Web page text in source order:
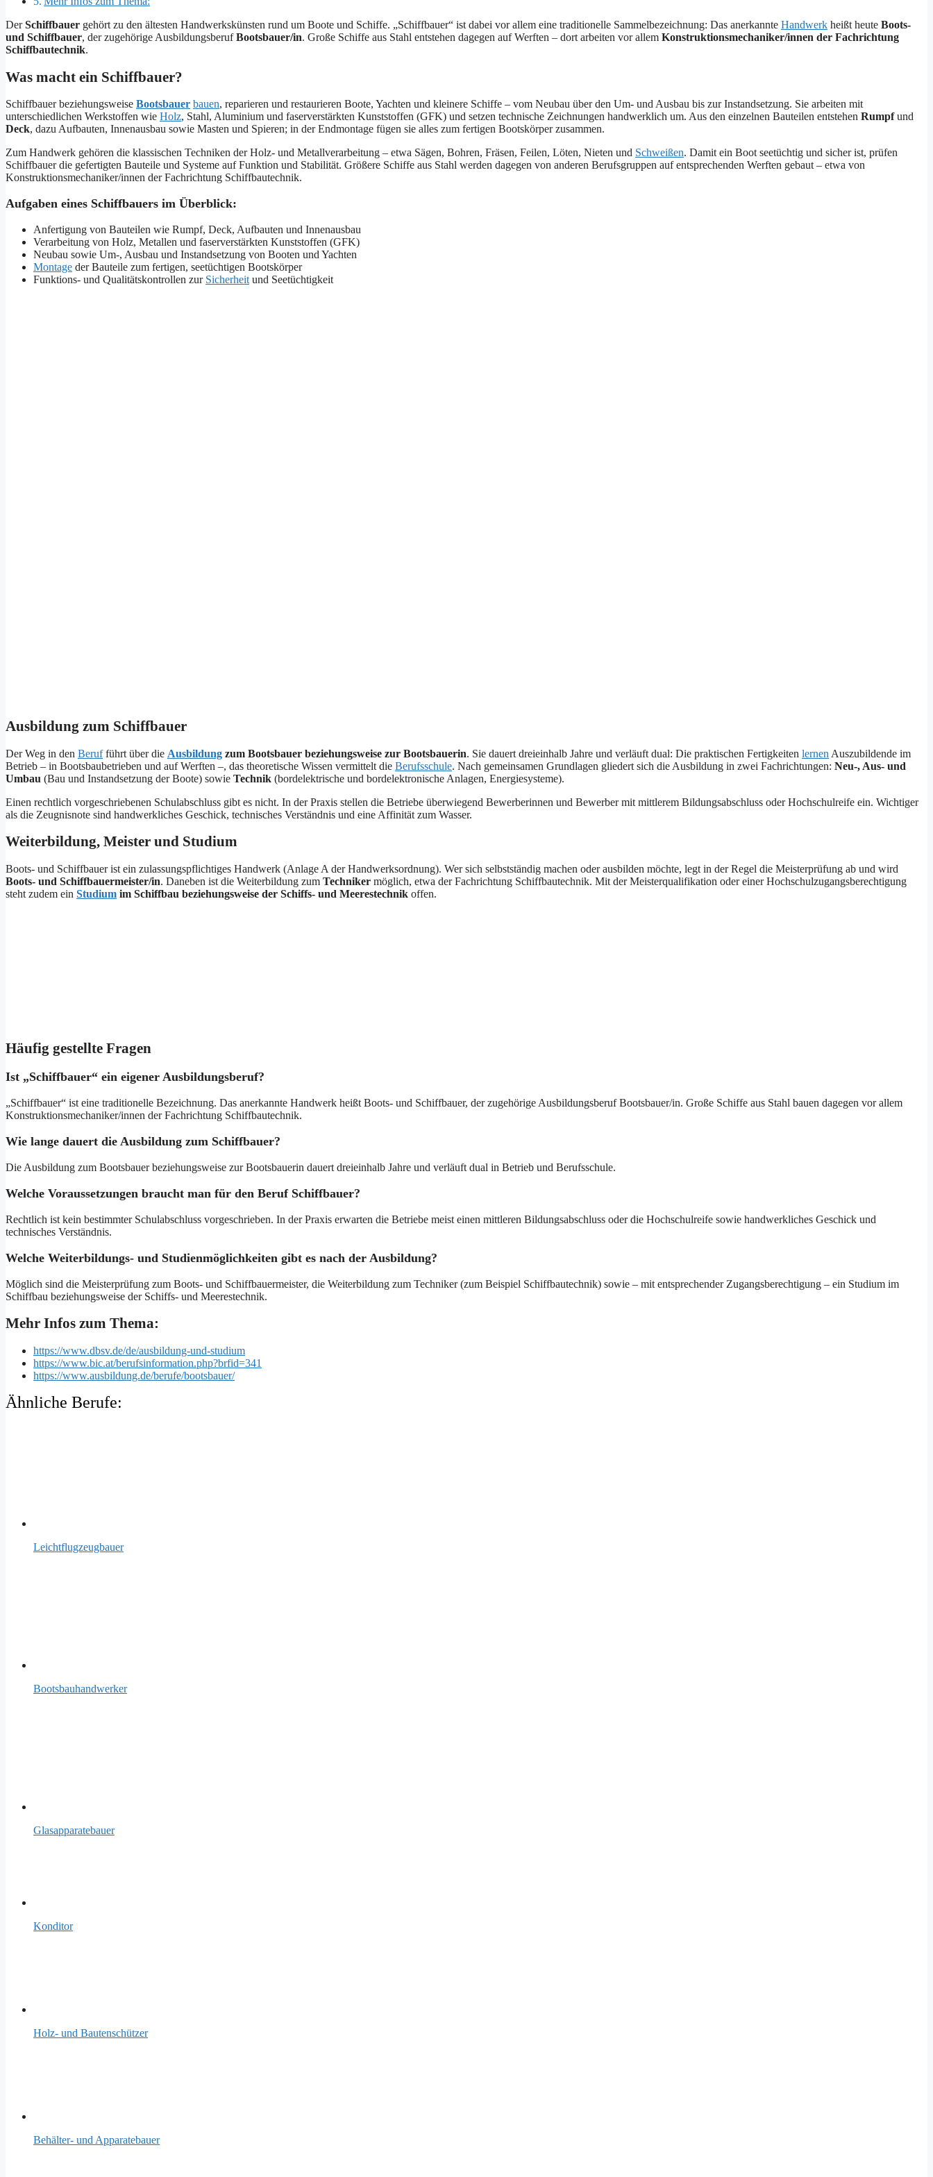
DerSchiffbauer gehört zu den ältesten Handwerkskünsten rund um Boote und Schiffe. „Schiffbauer“ ist dabei vor allem eine traditionelle Sammelbezeichnung: Das anerkannte Handwerk heißt heute Boots-
und Schiffbauer, der zugehörige AusbildungsberufBootsbauer/in. Große Schiffe aus Stahl entstehen dagegen auf Werften – dort arbeiten vor allem Konstruktionsmechaniker/innen der Fachrichtung
Schiffbautechnik.
Was macht ein Schiffbauer?
Schiffbauer beziehungsweise Bootsbauer bauen, reparieren und restaurieren Boote, Yachten und kleinere Schiffe – vom Neubau über den Um- und Ausbau bis zur Instandsetzung. Sie arbeiten mit
unterschiedlichen Werkstoffen wie Holz, Stahl, Aluminium und faserverstärkten Kunststoffen (GFK) und setzen technische Zeichnungen handwerklich um. Aus den einzelnen Bauteilen entstehen Rumpfund
Deck, dazu Aufbauten, Innenausbau sowie Masten und Spieren; in der Endmontage fügen sie alles zum fertigen Bootskörper zusammen.
Zum Handwerk gehören die klassischen Techniken der Holz- und Metallverarbeitung – etwa Sägen, Bohren, Fräsen, Feilen, Löten, Nieten und Schweißen. Damit ein Boot seetüchtig und sicher ist, prüfen
Schiffbauer die gefertigten Bauteile und Systeme auf Funktion und Stabilität. Größere Schiffe aus Stahl werden dagegen von anderen Berufsgruppen auf entsprechenden Werften gebaut – etwa von
Konstruktionsmechaniker/innen der Fachrichtung Schiffbautechnik.
Aufgaben eines Schiffbauers im Überblick:
Anfertigung von Bauteilen wie Rumpf, Deck, Aufbauten und Innenausbau
Verarbeitung von Holz, Metallen und faserverstärkten Kunststoffen (GFK)
Neubau sowie Um-, Ausbau und Instandsetzung von Booten und Yachten
Montage der Bauteile zum fertigen, seetüchtigen Bootskörper
Funktions- und Qualitätskontrollen zur Sicherheit und Seetüchtigkeit
Ausbildung zum Schiffbauer
Der Weg in den Berufführt über die Ausbildung zum Bootsbauer beziehungsweise zur Bootsbauerin. Sie dauert dreieinhalb Jahre und verläuft dual: Die praktischen Fertigkeiten lernen Auszubildende im
Betrieb – in Bootsbaubetrieben und auf Werften –, das theoretische Wissen vermittelt die Berufsschule. Nach gemeinsamen Grundlagen gliedert sich die Ausbildung in zwei Fachrichtungen: Neu-, Aus- und
Umbau (Bau und Instandsetzung der Boote) sowie Technik (bordelektrische und bordelektronische Anlagen, Energiesysteme).
Einen rechtlich vorgeschriebenen Schulabschluss gibt es nicht. In der Praxis stellen die Betriebe überwiegend Bewerberinnen und Bewerber mit mittlerem Bildungsabschluss oder Hochschulreife ein. Wichtiger
als die Zeugnisnote sind handwerkliches Geschick, technisches Verständnis und eine Affinität zum Wasser.
Weiterbildung, Meister und Studium
Boots- und Schiffbauer ist ein zulassungspflichtiges Handwerk (Anlage A der Handwerksordnung). Wer sich selbstständig machen oder ausbilden möchte, legt in der Regel die Meisterprüfung ab und wird
Boots- und Schiffbauermeister/in. Daneben ist die Weiterbildung zum Techniker möglich, etwa der Fachrichtung Schiffbautechnik. Mit der Meisterqualifikation oder einer Hochschulzugangsberechtigung
steht zudem ein Studium im Schiffbau beziehungsweise der Schiffs- und Meerestechnik offen.
Häufig gestellte Fragen
Ist „Schiffbauer“ ein eigener Ausbildungsberuf?
„Schiffbauer“ ist eine traditionelle Bezeichnung. Das anerkannte Handwerk heißt Boots- und Schiffbauer, der zugehörige Ausbildungsberuf Bootsbauer/in. Große Schiffe aus Stahl bauen dagegen vor allem
Konstruktionsmechaniker/innen der Fachrichtung Schiffbautechnik.
Wie lange dauert die Ausbildung zum Schiffbauer?
Die Ausbildung zum Bootsbauer beziehungsweise zur Bootsbauerin dauert dreieinhalb Jahre und verläuft dual in Betrieb und Berufsschule.
Welche Voraussetzungen braucht man für den Beruf Schiffbauer?
Rechtlich ist kein bestimmter Schulabschluss vorgeschrieben. In der Praxis erwarten die Betriebe meist einen mittleren Bildungsabschluss oder die Hochschulreife sowie handwerkliches Geschick und
technisches Verständnis.
Welche Weiterbildungs- und Studienmöglichkeiten gibt es nach der Ausbildung?
Möglich sind die Meisterprüfung zum Boots- und Schiffbauermeister, die Weiterbildung zum Techniker (zum Beispiel Schiffbautechnik) sowie – mit entsprechender Zugangsberechtigung – ein Studium im
Schiffbau beziehungsweise der Schiffs- und Meerestechnik.
Mehr Infos zum Thema:
https://www.dbsv.de/de/ausbildung-und-studium
https://www.bic.at/berufsinformation.php?brfid=341
https://www.ausbildung.de/berufe/bootsbauer/
Ähnliche Berufe:
Leichtflugzeugbauer
Bootsbauhandwerker
Glasapparatebauer
Konditor
Holz- und Bautenschützer
Behälter- und Apparatebauer